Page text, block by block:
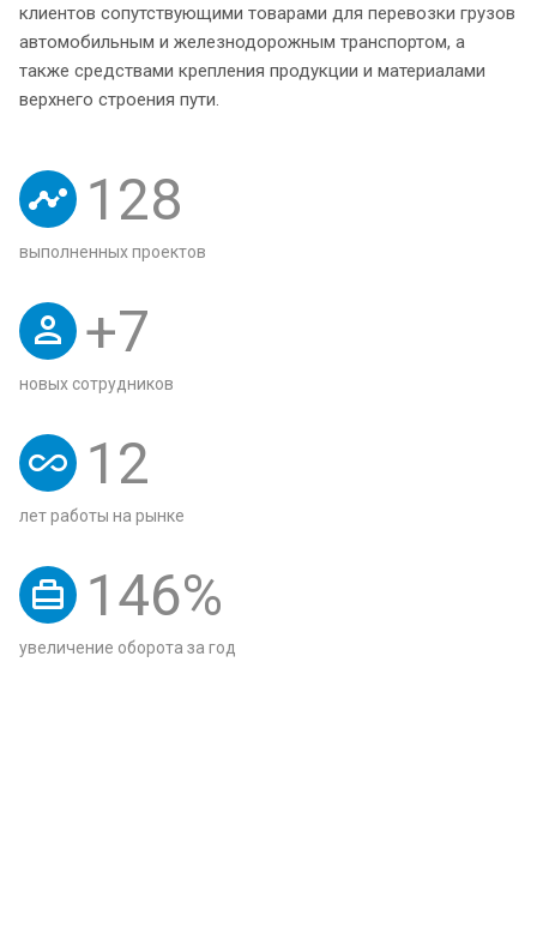
клиентов сопутствующими товарами для перевозки грузов
автомобильным и железнодорожным транспортом, а
также средствами крепления продукции и материалами
верхнего строения пути.
128
выполненных проектов
+7
новых сотрудников
12
лет работы на рынке
146%
увеличение оборота за год